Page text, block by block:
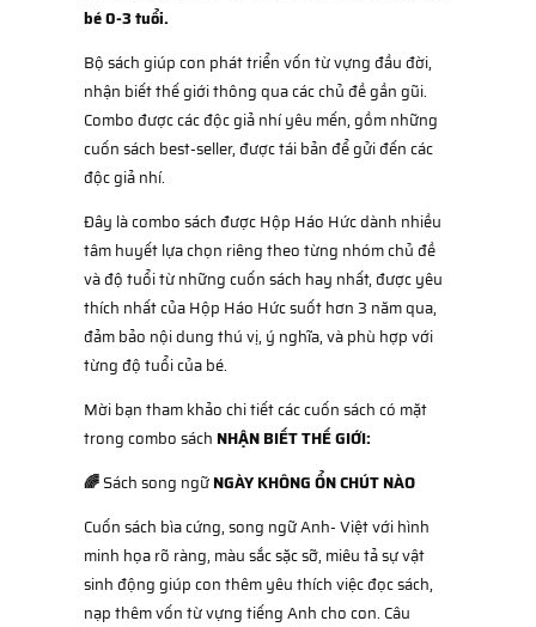
bé 0-3 tuổi.
Bộ sách giúp con phát triển vốn từ vựng đầu đời,
nhận biết thế giới thông qua các chủ đề gần gũi.
Combo được các độc giả nhí yêu mến, gồm những
cuốn sách best-seller, được tái bản để gửi đến các
độc giả nhí.
Đây là combo sách được Hộp Háo Hức dành nhiều
tâm huyết lựa chọn riêng theo từng nhóm chủ đề
và độ tuổi từ những cuốn sách hay nhất, được yêu
thích nhất của Hộp Háo Hức suốt hơn 3 năm qua,
đảm bảo nội dung thú vị, ý nghĩa, và phù hợp với
từng độ tuổi của bé.
Mời bạn tham khảo chi tiết các cuốn sách có mặt
trong combo sách NHẬN BIẾT THẾ GIỚI:
🌈Sách song ngữNGÀY KHÔNG ỔN CHÚT NÀO
Cuốn sách bìa cứng, song ngữ Anh- Việt với hình
minh họa rõ ràng, màu sắc sặc sỡ, miêu tả sự vật
sinh động giúp con thêm yêu thích việc đọc sách,
nạp thêm vốn từ vựng tiếng Anh cho con. Câu